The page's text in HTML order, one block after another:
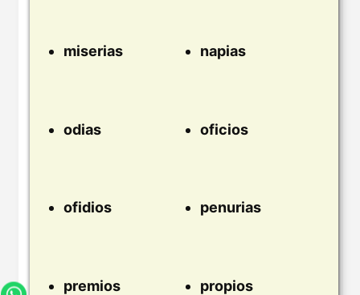
miserias napias
odias oficios
ofidios penurias
premios propios